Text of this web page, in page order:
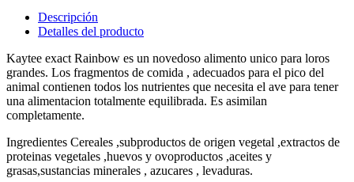
Descripción
Detalles del producto
Kaytee exact Rainbow es un novedoso alimento unico para loros
grandes. Los fragmentos de comida , adecuados para el pico del
animal contienen todos los nutrientes que necesita el ave para tener
una alimentacion totalmente equilibrada. Es asimilan
completamente.
Ingredientes Cereales ,subproductos de origen vegetal ,extractos de
proteinas vegetales ,huevos y ovoproductos ,aceites y
grasas,sustancias minerales , azucares , levaduras.